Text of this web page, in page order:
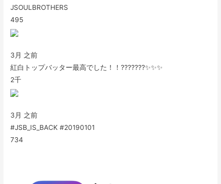
JSOULBROTHERS
495
3月 之前
紅白トップバッター最高でした！！???????✨✨✨
2千
3月 之前
#JSB_IS_BACK #20190101
734